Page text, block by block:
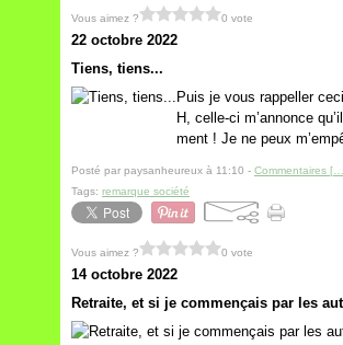
Vous aimez ? 0 vote
22 octobre 2022
Tiens, tiens...
Puis je vous rappeller
H, celle-ci m’annonce
ment ! Je ne peux
Posté par paysanheureux à 11:10 - Commentaires [
Tags: remarque société
Vous aimez ? 0 vote
14 octobre 2022
Retraite, et si je commençais par les